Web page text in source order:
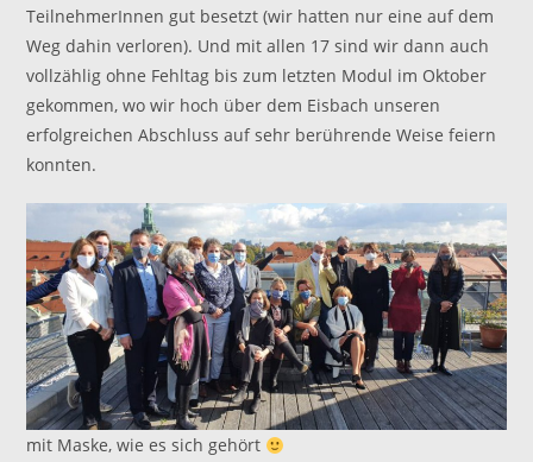
TeilnehmerInnen gut besetzt (wir hatten nur eine auf dem
Weg dahin verloren). Und mit allen 17 sind wir dann auch
vollzählig ohne Fehltag bis zum letzten Modul im Oktober
gekommen, wo wir hoch über dem Eisbach unseren
erfolgreichen Abschluss auf sehr berührende Weise feiern
konnten.
mit Maske, wie es sich gehört